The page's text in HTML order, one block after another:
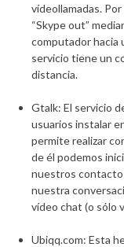
vídeollamadas.
“Skype out”
computador hacia
servicio tiene un
distancia.
Gtalk: El servicio
usuarios instalar
permite realizar
de él podemos
nuestros
nuestra
vídeo chat (o sólo
Ubiqq.com: Esta